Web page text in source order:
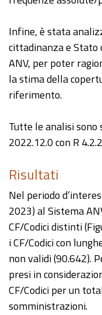
Infine, è stata
cittadinanza e Stato
ANV, per poter
la stima della
riferimento.
Tutte le analisi
2022.12.0 con R
Risultati
Nel periodo
2023) al Sistema
CF/Codici distinti
i CF/Codici con
non validi (90.642).
presi in
CF/Codici per un
somministrazioni.